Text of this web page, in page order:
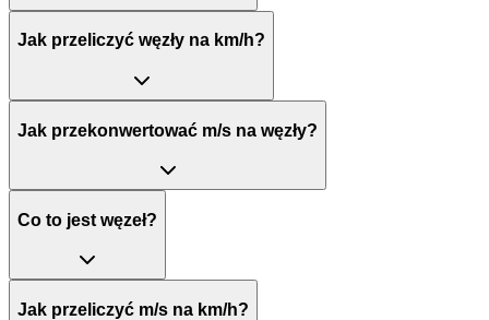
Jak przeliczyć węzły na km/h?
Jak przekonwertować m/s na węzły?
Co to jest węzeł?
Jak przeliczyć m/s na km/h?